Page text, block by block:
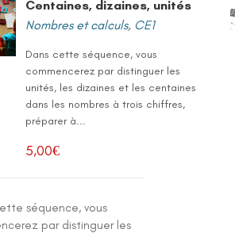
Centaines, dizaines, unités
Nombres et calculs, CE1
Dans cette séquence, vous
commencerez par distinguer les
unités, les dizaines et les centaines
dans les nombres à trois chiffres,
préparer à...
5,00€
séquence, vous
par distinguer les